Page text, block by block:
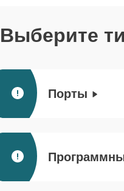
Выберите
Порты